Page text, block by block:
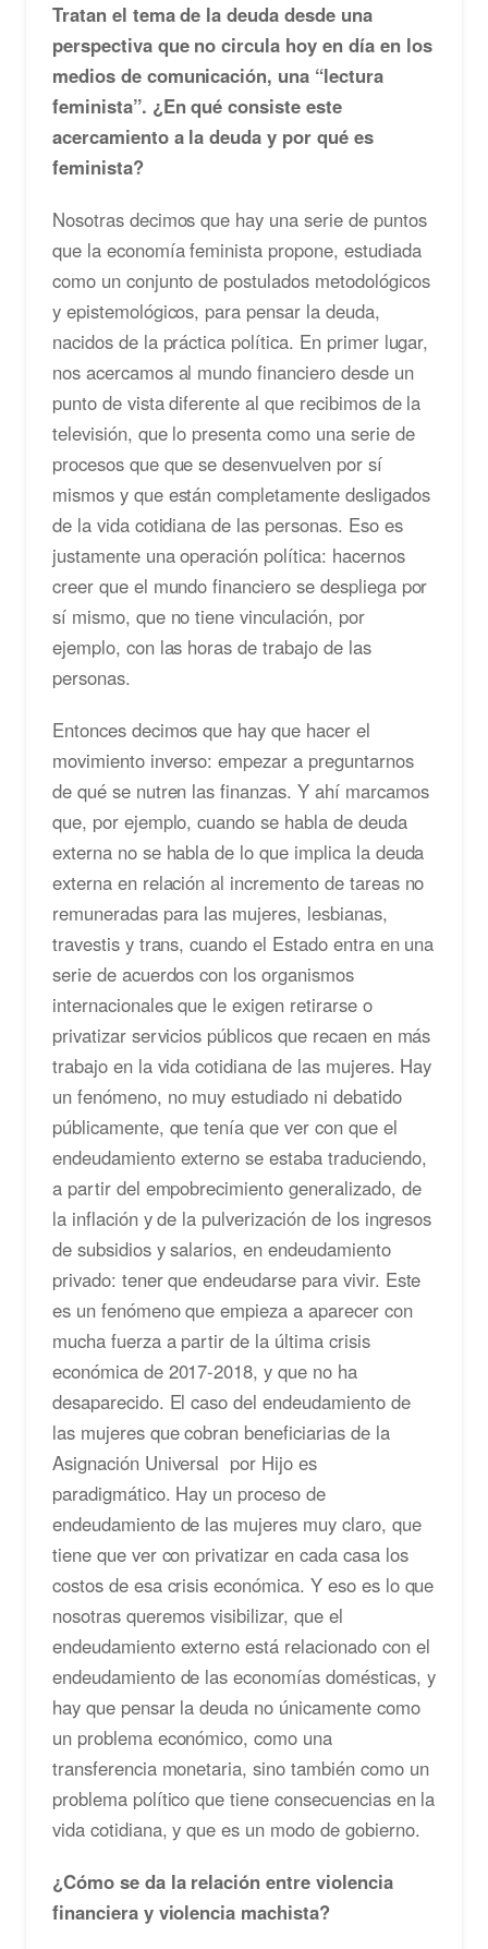
Tratan el tema de la deuda desde una
perspectiva que no circula hoy en día en los
medios de comunicación, una “lectura
feminista”. ¿En qué consiste este
acercamiento a la deuda y por qué es
feminista?
Nosotras decimos que hay una serie de puntos
que la economía feminista propone, estudiada
como un conjunto de postulados metodológicos
y epistemológicos, para pensar la deuda,
nacidos de la práctica política. En primer lugar,
nos acercamos al mundo financiero desde un
punto de vista diferente al que recibimos de la
televisión, que lo presenta como una serie de
procesos que que se desenvuelven por sí
mismos y que están completamente desligados
de la vida cotidiana de las personas. Eso es
justamente una operación política: hacernos
creer que el mundo financiero se despliega por
sí mismo, que no tiene vinculación, por
ejemplo, con las horas de trabajo de las
personas.
Entonces decimos que hay que hacer el
movimiento inverso: empezar a preguntarnos
de qué se nutren las finanzas. Y ahí marcamos
que, por ejemplo, cuando se habla de deuda
externa no se habla de lo que implica la deuda
externa en relación al incremento de tareas no
remuneradas para las mujeres, lesbianas,
travestis y trans, cuando el Estado entra en una
serie de acuerdos con los organismos
internacionales que le exigen retirarse o
privatizar servicios públicos que recaen en más
trabajo en la vida cotidiana de las mujeres. Hay
un fenómeno, no muy estudiado ni debatido
públicamente, que tenía que ver con que el
endeudamiento externo se estaba traduciendo,
a partir del empobrecimiento generalizado, de
la inflación y de la pulverización de los ingresos
de subsidios y salarios, en endeudamiento
privado: tener que endeudarse para vivir. Este
es un fenómeno que empieza a aparecer con
mucha fuerza a partir de la última crisis
económica de 2017-2018, y que no ha
desaparecido. El caso del endeudamiento de
las mujeres que cobran beneficiarias de la
Asignación Universal por Hijo es
paradigmático. Hay un proceso de
endeudamiento de las mujeres muy claro, que
tiene que ver con privatizar en cada casa los
costos de esa crisis económica. Y eso es lo que
nosotras queremos visibilizar, que el
endeudamiento externo está relacionado con el
endeudamiento de las economías domésticas, y
hay que pensar la deuda no únicamente como
un problema económico, como una
transferencia monetaria, sino también como un
problema político que tiene consecuencias en la
vida cotidiana, y que es un modo de gobierno.
¿Cómo se da la relación entre violencia
financiera y violencia machista?